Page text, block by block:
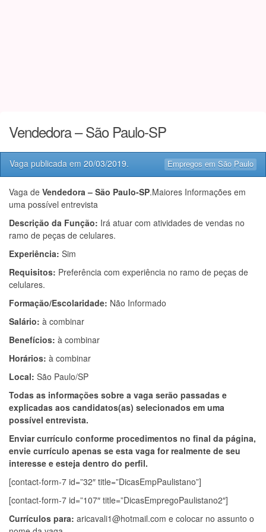
Vendedora – São Paulo-SP
Empregos em São Paulo
Vaga publicada em 20/03/2019.
Vaga de Vendedora – São Paulo-SP.Maiores Informações em
uma possível entrevista
Descrição da Função: Irá atuar com atividades de vendas no
ramo de peças de celulares.
Experiência: Sim
Requisitos: Preferência com experiência no ramo de peças de
celulares.
Formação/Escolaridade: Não Informado
Salário: à combinar
Benefícios: à combinar
Horários: à combinar
Local: São Paulo/SP
Todas as informações sobre a vaga serão passadas e
explicadas aos candidatos(as) selecionados em uma
possível entrevista.
Enviar currículo conforme procedimentos no final da página,
envie currículo apenas se esta vaga for realmente de seu
interesse e esteja dentro do perfil.
[contact-form-7 id=”32″ title=”DicasEmpPaulistano”]
[contact-form-7 id=”107″ title=”DicasEmpregoPaulistano2″]
Currículos para: aricavali1@hotmail.com e colocar no assunto o